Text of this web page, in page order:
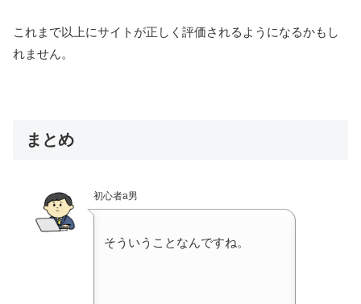
これまで以上にサイトが正しく評価されるようになるかもし
れません。
まとめ
初心者a男
そういうことなんですね。